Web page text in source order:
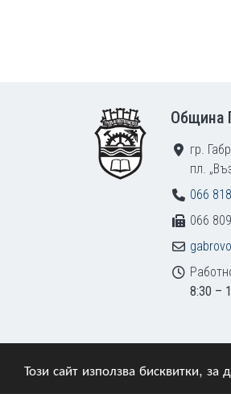
Този сайт използва бисквитки,
Община
гр.
пл.
066
066
8:30 –
© 2009–2026 Община